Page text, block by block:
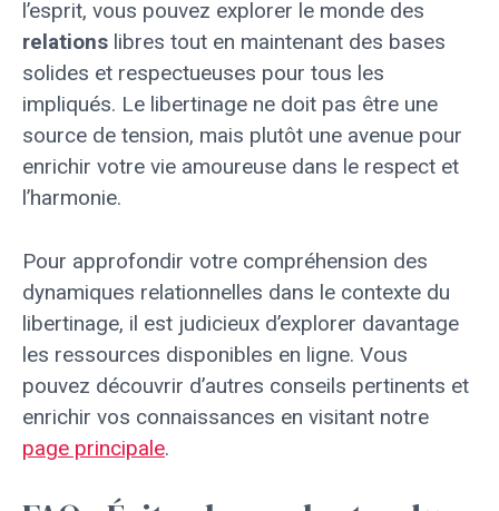
l’esprit, vous pouvez explorer le monde des
relations libres tout en maintenant des bases
solides et respectueuses pour tous les
impliqués. Le libertinage ne doit pas être une
source de tension, mais plutôt une avenue pour
enrichir votre vie amoureuse dans le respect et
l’harmonie.
Pour approfondir votre compréhension des
dynamiques relationnelles dans le contexte du
libertinage, il est judicieux d’explorer davantage
les ressources disponibles en ligne. Vous
pouvez découvrir d’autres conseils pertinents et
enrichir vos connaissances en visitant notre
page principale.